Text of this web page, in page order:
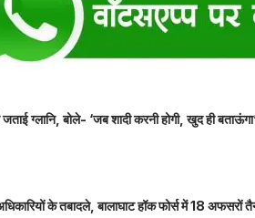
ग्लानि, बोले- ‘जब शादी करनी होगी, खुद ही
के तबादले, बालाघाट हॉक फोर्स में 18 अफसरों